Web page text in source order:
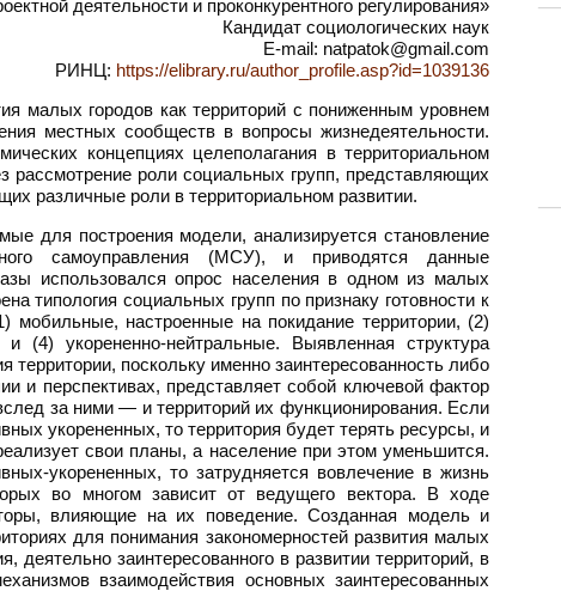
деятельности и проконкурентного регулирования»
Кандидат социологических наук
E-mail: natpatok@gmail.com
РИНЦ: https://elibrary.ru/author_profile.asp?id=1039136
малых городов как территорий с пониженным уровнем
местных сообществ в вопросы жизнедеятельности.
концепциях целеполагания в территориальном
рассмотрение роли социальных групп, представляющих
различные роли в территориальном развитии.
для построения модели, анализируется становление
самоуправления (МСУ), и приводятся данные
использовался опрос населения в одном из малых
типология социальных групп по признаку готовности к
настроенные на покидание территории, (2)
(4) укорененно-нейтральные. Выявленная структура
поскольку именно заинтересованность либо
и перспективах, представляет собой ключевой фактор
за ними — и территорий их функционирования. Если
укорененных, то территория будет терять ресурсы, и
свои планы, а население при этом уменьшится.
укорененных, то затрудняется вовлечение в жизнь
во многом зависит от ведущего вектора. В ходе
влияющие на их поведение. Созданная модель и
для понимания закономерностей развития малых
заинтересованного в развитии территорий, в
взаимодействия основных заинтересованных